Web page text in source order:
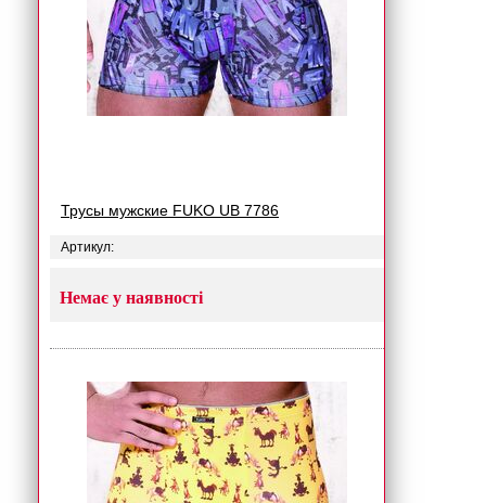
Трусы мужские FUKO UB 7786
Артикул:
Немає у наявності